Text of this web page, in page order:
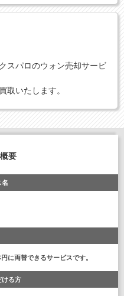
スパロのウォン売却サービ
取いたします。
要
名
に両替できるサービスです。
ける方